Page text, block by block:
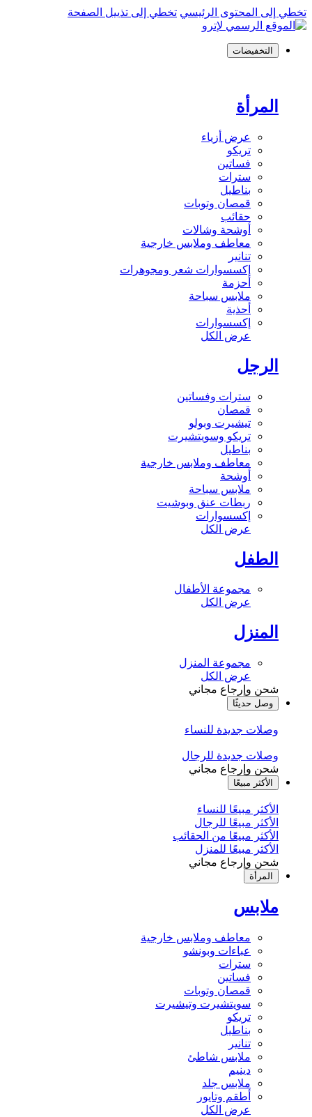
تخطي إلى المحتوى الرئيسي تخطي إلى تذييل الصفحة
التخفيضات
المرأة
عرض أزياء
تريكو
فساتين
سترات
بناطيل
قمصان وتوبات
حقائب
أوشحة وشالات
معاطف وملابس خارجية
تنانير
إكسسوارات شعر ومجوهرات
أحزمة
ملابس سباحة
أحذية
إكسسوارات
عرض الكل
الرجل
سترات وفساتين
قمصان
تيشيرت وبولو
تريكو وسويتشيرت
بناطيل
معاطف وملابس خارجية
أوشحة
ملابس سباحة
ربطات عنق وبوشيت
إكسسوارات
عرض الكل
الطفل
مجموعة الأطفال
عرض الكل
المنزل
مجموعة المنزل
عرض الكل
شحن وإرجاع مجاني
وصل حديثًا
وصلات جديدة للنساء
وصلات جديدة للرجال
شحن وإرجاع مجاني
الأكثر مبيعًا
الأكثر مبيعًا للنساء
الأكثر مبيعًا للرجال
الأكثر مبيعًا من الحقائب
الأكثر مبيعًا للمنزل
شحن وإرجاع مجاني
المرأة
ملابس
معاطف وملابس خارجية
عباءات وبونشو
سترات
فساتين
قمصان وتوبات
سويتشيرت وتيشيرت
تريكو
بناطيل
تنانير
ملابس شاطئ
دينيم
ملابس جلد
أطقم وتايور
عرض الكل